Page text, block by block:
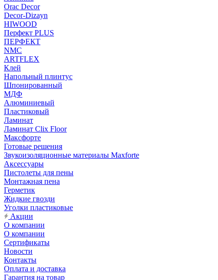
Orac Decor
Decor-Dizayn
HIWOOD
Перфект PLUS
ПЕРФЕКТ
NMC
ARTFLEX
Клей
Напольный плинтус
Шпонированный
МДФ
Алюминиевый
Пластиковый
Ламинат
Ламинат Clix Floor
Максфорте
Готовые решения
Звукоизоляционные материалы Maxforte
Аксессуары
Пистолеты для пены
Монтажная пена
Герметик
Жидкие гвозди
Уголки пластиковые
Акции
О компании
О компании
Сертификаты
Новости
Контакты
Оплата и доставка
Гарантия на товар